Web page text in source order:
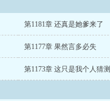
第1181章 还真是她爹来了
第1177章 果然言多必失
第1173章 这只是我个人猜测